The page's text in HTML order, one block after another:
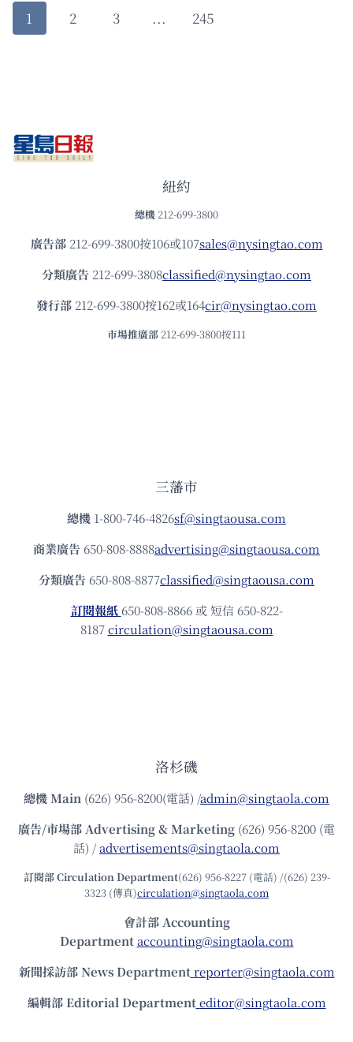
除
公
司
據
遭
判
刑
Page
1 2 3 ... 245
紐約
總機 212-699-3800
廣告部212-699-3800按106或107sales@nysingtao.com
分類廣告 212-699-3808classified@nysingtao.com
發⾏部 212-699-3800按162或164cir@nysingtao.com
市場推廣部 212-699-3800按111
三藩市
總機 1-800-746-4826sf@singtaousa.com
商業廣告 650-808-8888advertising@singtaousa.com
分類廣告 650-808-8877classified@singtaousa.com
訂閱報紙 650-808-8866 或 短信 650-822-
8187circulation@singtaousa.com
洛杉磯
總機Main (626) 956-8200(電話) /admin@singtaola.com
廣告/市場部Advertising & Marketing (626) 956-8200 (電
話) /advertisements@singtaola.com
訂閱部 Circulation Department(626) 956-8227 (電話) /(626) 239-
3323 (傳真)circulation@singtaola.com
會計部 Accounting
Department accounting@singtaola.com
新聞採訪部 News Department reporter@singtaola.com
編輯部 Editorial Department editor@singtaola.com